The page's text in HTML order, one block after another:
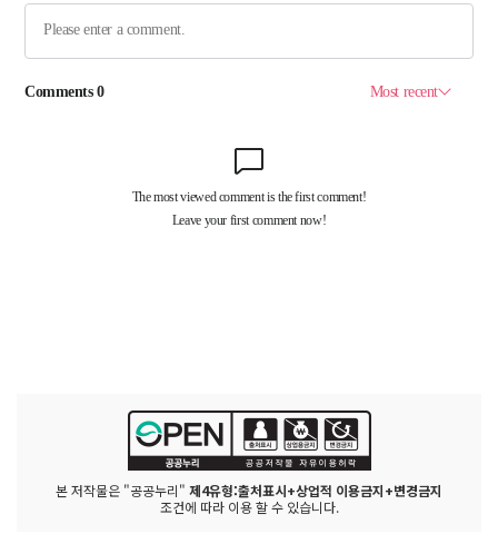
본 저작물은 "공공누리" 제4유형:출처표시+상업적 이용금지+변경금지
조건에 따라 이용 할 수 있습니다.